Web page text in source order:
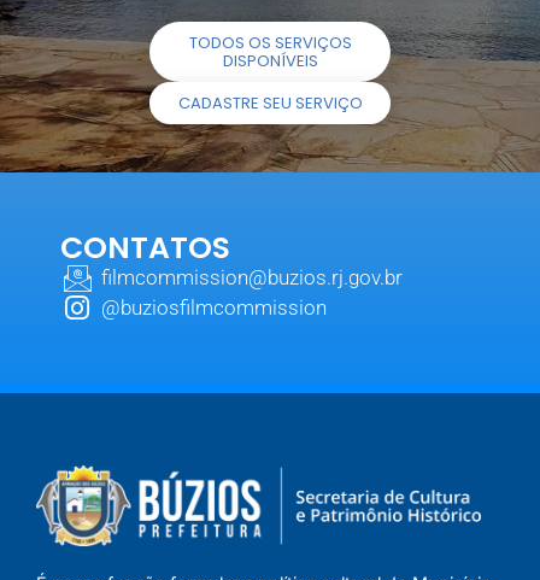
TODOS OS SERVIÇOS
DISPONÍVEIS
CADASTRE SEU SERVIÇO
CONTATOS
filmcommission@buzios.rj.gov.br
@buziosfilmcommission